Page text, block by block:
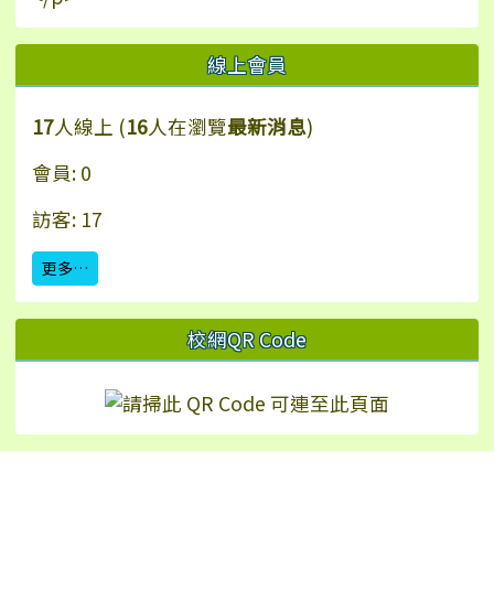
線上會員
17人線上 (16人在瀏覽最新消息)
會員: 0
訪客: 17
更多…
校網QR Code